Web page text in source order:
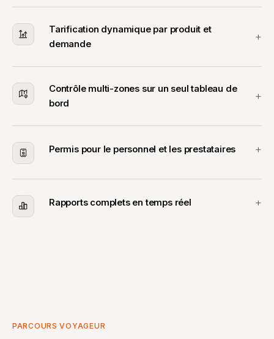
Tarification dynamique par produit et
demande
Contrôle multi-zones sur un seul tableau de
bord
Permis pour le personnel et les prestataires
Rapports complets en temps réel
PARCOURS VOYAGEUR